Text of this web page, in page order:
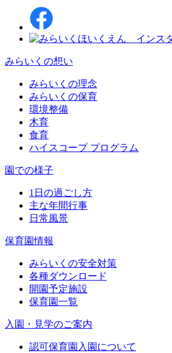
みらいくの想い
みらいくの理念
みらいくの保育
環境整備
木育
食育
ハイスコープ プログラム
園での様子
1日の過ごし方
主な年間行事
日常風景
保育園情報
みらいくの安全対策
各種ダウンロード
開園予定施設
保育園一覧
入園・見学のご案内
認可保育園入園について